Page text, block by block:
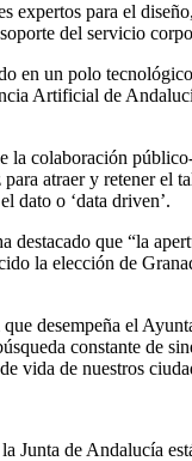
expertos para el
del servicio
en un polo
Artificial de
la colaboración
atraer y retener
dato o ‘data driven’.
que “la
la elección de
desempeña el
constante de
vida de nuestros
Junta de Andalucía